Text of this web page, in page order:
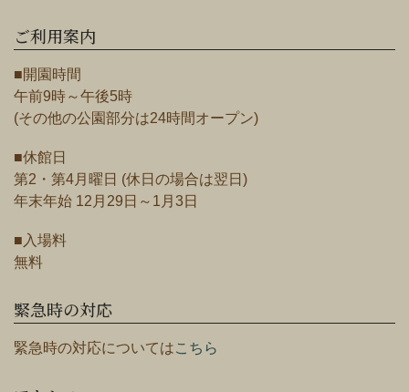
ご利用案内
■開園時間
午前9時～午後5時
(その他の公園部分は24時間オープン)
■休館日
第2・第4月曜日 (休日の場合は翌日)
年末年始 12月29日～1月3日
■入場料
無料
緊急時の対応
緊急時の対応についてはこちら